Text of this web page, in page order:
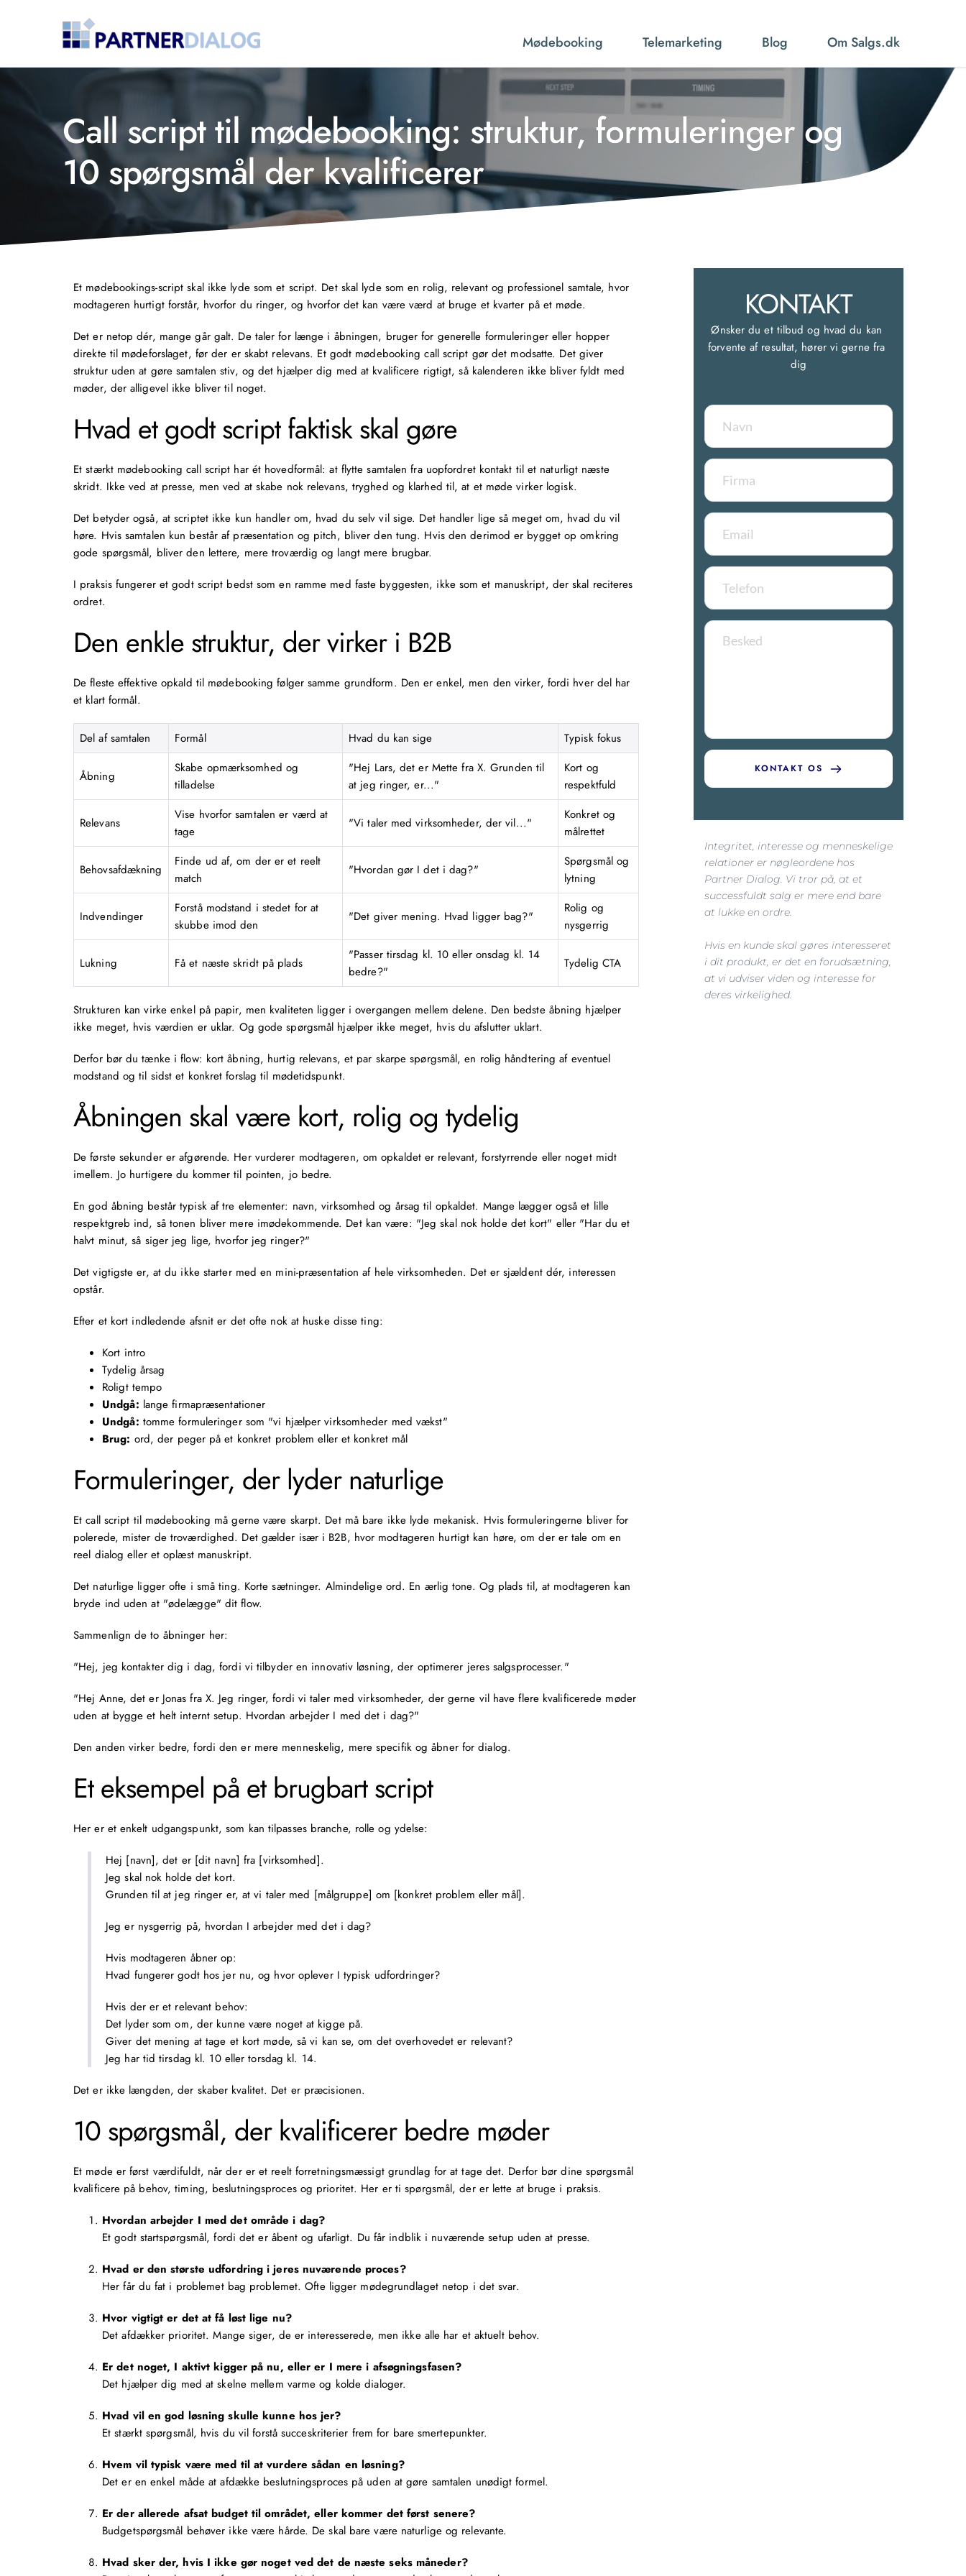
Mødebooking Telemarketing Blog Om Salgs.dk
Call script til mødebooking: struktur, formuleringer og
10 spørgsmål der kvalificerer
Et mødebookings-script skal ikke lyde som et script. Det skal lyde som en rolig, relevant og professionel samtale, hvor
modtageren hurtigt forstår, hvorfor du ringer, og hvorfor det kan være værd at bruge et kvarter på et møde.
Det er netop dér, mange går galt. De taler for længe i åbningen, bruger for generelle formuleringer eller hopper
direkte til mødeforslaget, før der er skabt relevans. Et godt mødebooking call script gør det modsatte. Det giver
struktur uden at gøre samtalen stiv, og det hjælper dig med at kvalificere rigtigt, så kalenderen ikke bliver fyldt med
møder, der alligevel ikke bliver til noget.
Hvad et godt script faktisk skal gøre
Et stærkt mødebooking call script har ét hovedformål: at flytte samtalen fra uopfordret kontakt til et naturligt næste
skridt. Ikke ved at presse, men ved at skabe nok relevans, tryghed og klarhed til, at et møde virker logisk.
Det betyder også, at scriptet ikke kun handler om, hvad du selv vil sige. Det handler lige så meget om, hvad du vil
høre. Hvis samtalen kun består af præsentation og pitch, bliver den tung. Hvis den derimod er bygget op omkring
gode spørgsmål, bliver den lettere, mere troværdig og langt mere brugbar.
I praksis fungerer et godt script bedst som en ramme med faste byggesten, ikke som et manuskript, der skal reciteres
ordret.
Den enkle struktur, der virker i B2B
De fleste effektive opkald til mødebooking følger samme grundform. Den er enkel, men den virker, fordi hver del har
et klart formål.
Del af samtalen Formål Hvad du kan sige Typisk fokus
Åbning
Skabe opmærksomhed og
tilladelse
"Hej Lars, det er Mette fra X. Grunden til
at jeg ringer, er..."
Kort og
respektfuld
Relevans
Vise hvorfor samtalen er værd at
tage
"Vi taler med virksomheder, der vil..."
Konkret og
målrettet
Behovsafdækning
Finde ud af, om der er et reelt
match
"Hvordan gør I det i dag?"
Spørgsmål og
lytning
Indvendinger
Forstå modstand i stedet for at
skubbe imod den
"Det giver mening. Hvad ligger bag?"
Rolig og
nysgerrig
Lukning Få et næste skridt på plads
"Passer tirsdag kl. 10 eller onsdag kl. 14
bedre?"
Tydelig CTA
Strukturen kan virke enkel på papir, men kvaliteten ligger i overgangen mellem delene. Den bedste åbning hjælper
ikke meget, hvis værdien er uklar. Og gode spørgsmål hjælper ikke meget, hvis du afslutter uklart.
Derfor bør du tænke i flow: kort åbning, hurtig relevans, et par skarpe spørgsmål, en rolig håndtering af eventuel
modstand og til sidst et konkret forslag til mødetidspunkt.
Åbningen skal være kort, rolig og tydelig
De første sekunder er afgørende. Her vurderer modtageren, om opkaldet er relevant, forstyrrende eller noget midt
imellem. Jo hurtigere du kommer til pointen, jo bedre.
En god åbning består typisk af tre elementer: navn, virksomhed og årsag til opkaldet. Mange lægger også et lille
respektgreb ind, så tonen bliver mere imødekommende. Det kan være: "Jeg skal nok holde det kort" eller "Har du et
halvt minut, så siger jeg lige, hvorfor jeg ringer?"
Det vigtigste er, at du ikke starter med en mini-præsentation af hele virksomheden. Det er sjældent dér, interessen
opstår.
Efter et kort indledende afsnit er det ofte nok at huske disse ting:
Kort intro
Tydelig årsag
Roligt tempo
Undgå: lange firmapræsentationer
Undgå: tomme formuleringer som "vi hjælper virksomheder med vækst"
Brug: ord, der peger på et konkret problem eller et konkret mål
Formuleringer, der lyder naturlige
Et call script til mødebooking må gerne være skarpt. Det må bare ikke lyde mekanisk. Hvis formuleringerne bliver for
polerede, mister de troværdighed. Det gælder især i B2B, hvor modtageren hurtigt kan høre, om der er tale om en
reel dialog eller et oplæst manuskript.
Det naturlige ligger ofte i små ting. Korte sætninger. Almindelige ord. En ærlig tone. Og plads til, at modtageren kan
bryde ind uden at "ødelægge" dit flow.
Sammenlign de to åbninger her:
"Hej, jeg kontakter dig i dag, fordi vi tilbyder en innovativ løsning, der optimerer jeres salgsprocesser."
"Hej Anne, det er Jonas fra X. Jeg ringer, fordi vi taler med virksomheder, der gerne vil have flere kvalificerede møder
uden at bygge et helt internt setup. Hvordan arbejder I med det i dag?"
Den anden virker bedre, fordi den er mere menneskelig, mere specifik og åbner for dialog.
Et eksempel på et brugbart script
Her er et enkelt udgangspunkt, som kan tilpasses branche, rolle og ydelse:
Hej [navn], det er [dit navn] fra [virksomhed].
Jeg skal nok holde det kort.
Grunden til at jeg ringer er, at vi taler med [målgruppe] om [konkret problem eller mål].
Jeg er nysgerrig på, hvordan I arbejder med det i dag?
Hvis modtageren åbner op:
Hvad fungerer godt hos jer nu, og hvor oplever I typisk udfordringer?
Hvis der er et relevant behov:
Det lyder som om, der kunne være noget at kigge på.
Giver det mening at tage et kort møde, så vi kan se, om det overhovedet er relevant?
Jeg har tid tirsdag kl. 10 eller torsdag kl. 14.
Det er ikke længden, der skaber kvalitet. Det er præcisionen.
10 spørgsmål, der kvalificerer bedre møder
Et møde er først værdifuldt, når der er et reelt forretningsmæssigt grundlag for at tage det. Derfor bør dine spørgsmål
kvalificere på behov, timing, beslutningsproces og prioritet. Her er ti spørgsmål, der er lette at bruge i praksis.
Hvordan arbejder I med det område i dag?
Et godt startspørgsmål, fordi det er åbent og ufarligt. Du får indblik i nuværende setup uden at presse.
Hvad er den største udfordring i jeres nuværende proces?
Her får du fat i problemet bag problemet. Ofte ligger mødegrundlaget netop i det svar.
Hvor vigtigt er det at få løst lige nu?
Det afdækker prioritet. Mange siger, de er interesserede, men ikke alle har et aktuelt behov.
Er det noget, I aktivt kigger på nu, eller er I mere i afsøgningsfasen?
Det hjælper dig med at skelne mellem varme og kolde dialoger.
Hvad vil en god løsning skulle kunne hos jer?
Et stærkt spørgsmål, hvis du vil forstå succeskriterier frem for bare smertepunkter.
Hvem vil typisk være med til at vurdere sådan en løsning?
Det er en enkel måde at afdække beslutningsproces på uden at gøre samtalen unødigt formel.
Er der allerede afsat budget til området, eller kommer det først senere?
Budgetspørgsmål behøver ikke være hårde. De skal bare være naturlige og relevante.
Hvad sker der, hvis I ikke gør noget ved det de næste seks måneder?
KONTAKT
Ønsker du et tilbud og hvad du kan
forvente af resultat, hører vi gerne fra
dig
KONTAKT OS
Integritet, interesse og menneskelige
relationer er nøgleordene hos
Partner Dialog. Vi tror på, at et
successfuldt salg er mere end bare
at lukke en ordre.
Hvis en kunde skal gøres interesseret
i dit produkt, er det en forudsætning,
at vi udviser viden og interesse for
deres virkelighed.